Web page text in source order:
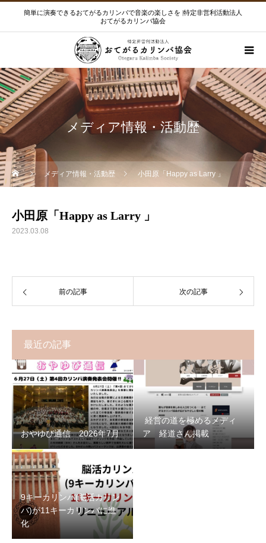
簡単に演奏できるおてがるカリンバで音楽の楽しさを |特定非営利活動法人
おてがるカリンバ協会
メディア情報・活動歴
メディア情報・活動歴 小田原「Happy as Larry 」
小田原「Happy as Larry 」
2023.03.08
前の記事 次の記事
最近の記事
おやゆび通信 2026年7月
経営の道を極めるメディ
ア 経道さん掲載
9キーカリンバ(脳活カリン
バ)が11キーカリンバに進
化